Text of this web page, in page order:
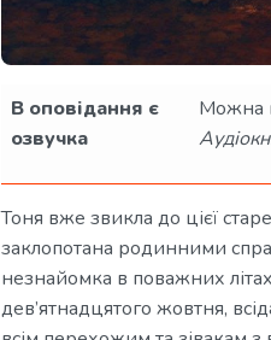
В оповідання є
озвучка
Можна
Тоня вже звикла до цієї
заклопотана родинними
незнайомка в поважних
дев’ятнадцятого жовтня,